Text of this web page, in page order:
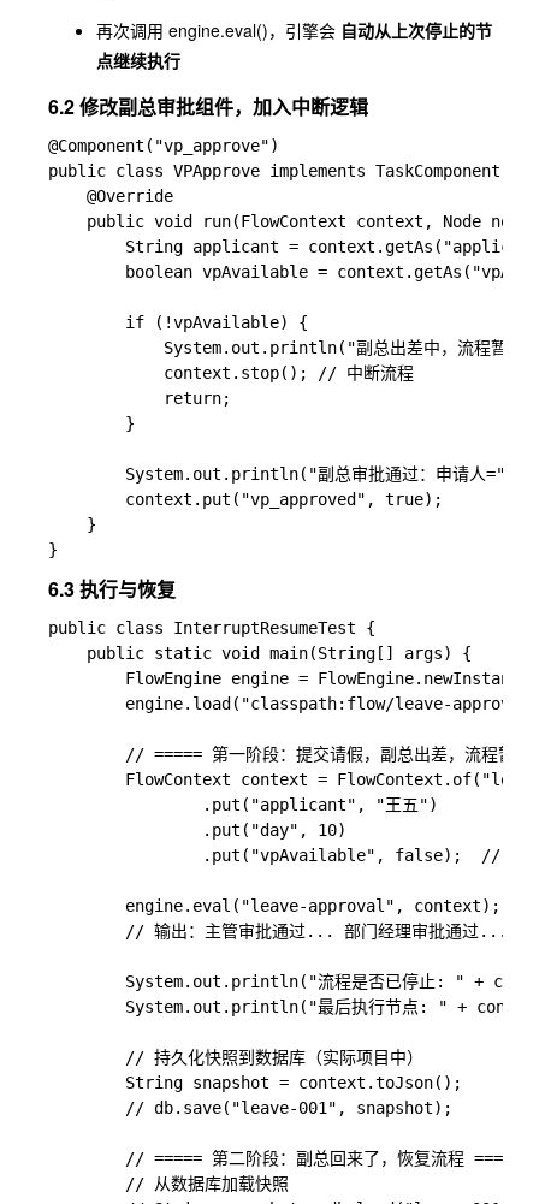
再次调用 engine.eval()，引擎会 自动从上次停止的节
点继续执行
6.2 修改副总审批组件，加入中断逻辑
@Component("vp_approve")
public class VPApprove implements TaskComponent {
    @Override
public void run(FlowContext context, Node
String applicant =
boolean vpAvailable =
        if (!vpAvailable) {
System.out.println("副总出差中，流程暂停
            context.stop(); // 中断流程
            return;
        }
System.out.println("副总审批通过：申请人=" +
        context.put("vp_approved", true);
    }
6.3 执行与恢复
public class InterruptResumeTest {
    public static void main(String[] args) {
FlowEngine engine =
engine.load("classpath:flow/leave-
// ===== 第一阶段：提交请假，副总出差，流程暂
FlowContext context =
                .put("applicant", "王五")
                .put("day", 10)
.put("vpAvailable", false);  // 副
        engine.eval("leave-approval", context);
// 输出：主管审批通过... 部门经理审批通过... 副
System.out.println("流程是否已停止: " +
System.out.println("最后执行节点: " +
        // 持久化快照到数据库（实际项目中）
        String snapshot = context.toJson();
        // db.save("leave-001", snapshot);
        // ===== 第二阶段：副总回来了，恢复流程 =====
        // 从数据库加载快照